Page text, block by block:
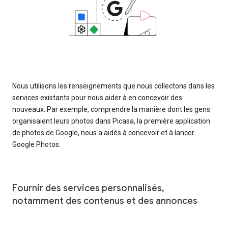
Nous utilisons les renseignements que nous collectons dans les
services existants pour nous aider à en concevoir des
nouveaux. Par exemple, comprendre la manière dont les gens
organisaient leurs photos dans Picasa, la première application
de photos de Google, nous a aidés à concevoir et à lancer
Google Photos.
Fournir des services personnalisés,
notamment des contenus et des annonces